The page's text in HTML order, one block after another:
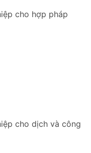
cho hợp pháp
cho dịch và công